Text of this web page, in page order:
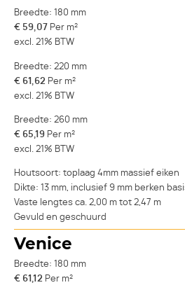
Breedte: 180 mm
€ 59,07 Per m²
excl. 21% BTW
Breedte: 220 mm
€ 61,62 Per m²
excl. 21% BTW
Breedte: 260 mm
€ 65,19 Per m²
excl. 21% BTW
Houtsoort: toplaag 4mm massief eiken
Dikte: 13 mm, inclusief 9 mm berken
Vaste lengtes ca. 2,00 m tot 2,47 m
Gevuld en geschuurd
Venice
Breedte: 180 mm
€ 61,12 Per m²